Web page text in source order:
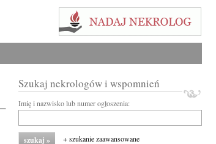
Szukaj nekrologów i wspomnień
Imię i nazwisko lub numer ogłoszenia:
+ szukanie zaawansowane